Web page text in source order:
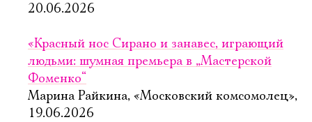
20.06.2026
«Красный нос Сирано и занавес, играющий
людьми: шумная премьера в „Мастерской
Фоменко“
Марина Райкина, «Московский комсомолец»,
19.06.2026